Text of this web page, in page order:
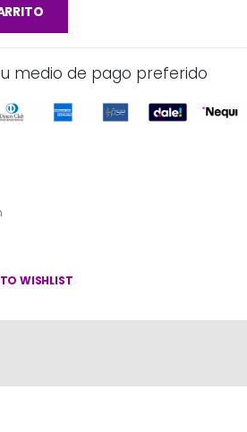
medio de pago preferido
WISHLIST